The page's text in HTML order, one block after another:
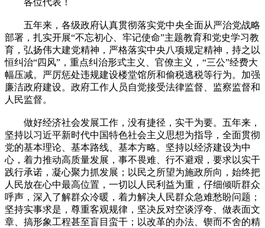
五年来，各级政府认真贯彻落实党中央全面从严治党战略
部署，扎实开展“不忘初心、牢记使命”主题教育和党史学习教
育，弘扬伟大建党精神，严格落实中央八项规定精神，持之以
恒纠治“四风”，重点纠治形式主义、官僚主义，“三公”经费大
幅压减。严厉惩处违规建设楼堂馆所和偷税逃税等行为。加强
廉洁政府建设。政府工作人员自觉接受法律监督、监察监督和
人民监督。
做好经济社会发展工作，没有捷径，实干为要。五年来，
坚持以习近平新时代中国特色社会主义思想为指导，全面贯彻
党的基本理论、基本路线、基本方略。坚持以经济建设为中
心，着力推动高质量发展，事不畏难、行不避艰，要求以实干
践行承诺，凝心聚力抓发展；以民之所望为施政所向，始终把
人民放在心中最高位置，一切以人民利益为重，仔细倾听群众
呼声，深入了解群众冷暖，着力解决人民群众急难愁盼问题；
坚持实事求是，尊重客观规律，坚决反对空谈浮夸、做表面文
章、搞形象工程甚至盲目蛮干；以改革的办法、锲而不舍的精